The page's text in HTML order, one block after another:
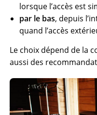
lorsque l’accès est
par le bas, depuis
quand l’accès
Le choix dépend de la
aussi des